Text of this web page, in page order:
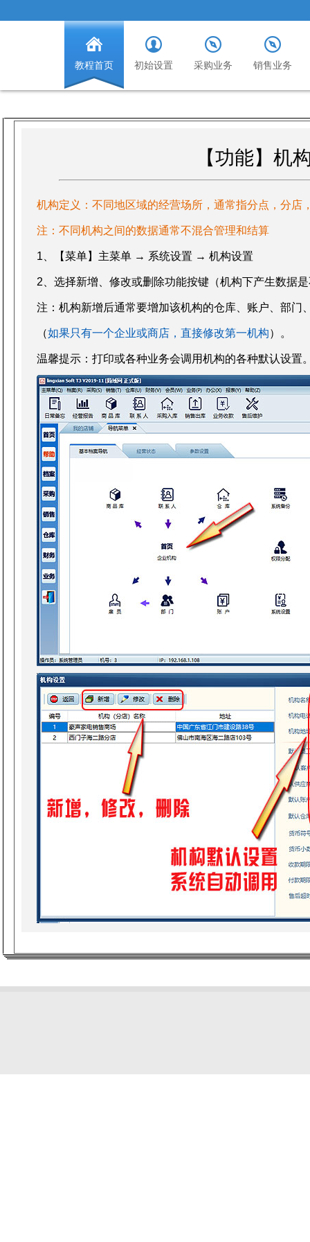
教程首页 初始设置 采购业务 销售业务
【功能】机
机构定义：不同地区域的经营场所，通常指分点，分店
注：不同机构之间的数据通常不混合管理和结算
1、【菜单】主菜单 → 系统设置 → 机构设置
2、选择新增、修改或删除功能按键（机构下产生数据
注：机构新增后通常要增加该机构的仓库、账户、部门
（如果只有一个企业或商店，直接修改第一机构）。
温馨提示：打印或各种业务会调用机构的各种默认设置